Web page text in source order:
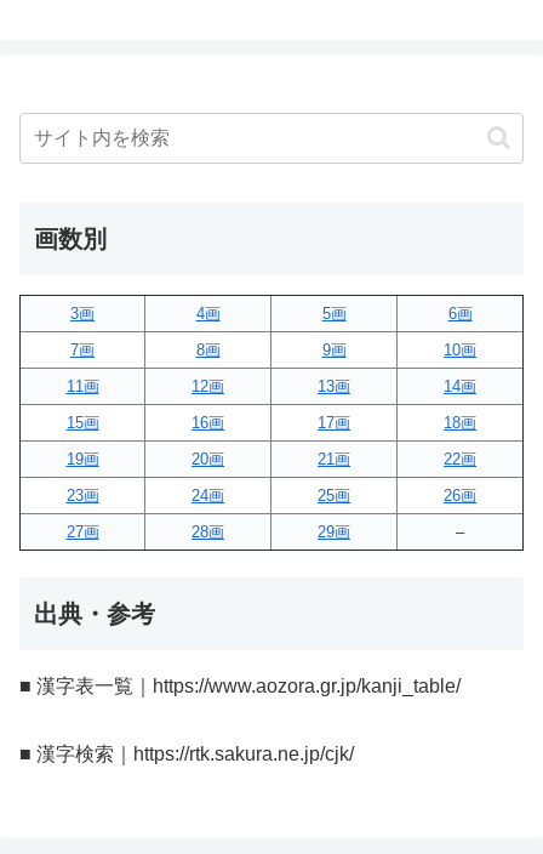
画数別
3画 4画 5画
6画
7画
8画 9画
10画
11画
12画 13画
14画
15画
16画 17画
18画
19画
20画 21画
22画
23画
24画 25画
26画
27画
28画 29画 –
出典・参考
■ 漢字表一覧｜https://www.aozora.gr.jp/kanji_table/
■ 漢字検索｜https://rtk.sakura.ne.jp/cjk/